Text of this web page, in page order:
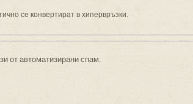
се конвертират в хипервръзки.
от автоматизирани спам.